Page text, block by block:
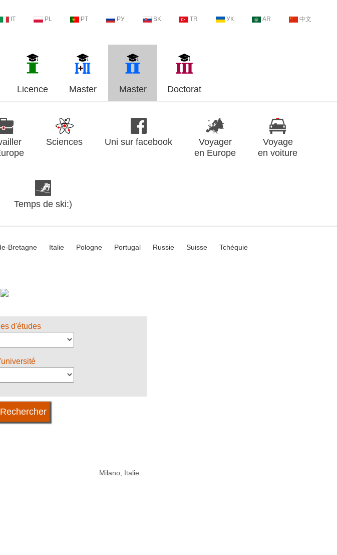
IT PL PT РУ SK TR УК AR 中文
Licence Master Master Doctorat
Sciences Uni sur facebook
Voyager
en Europe
Voyage
en voiture
Temps de ski:)
Bretagne Italie Pologne Portugal Russie Suisse Tchéquie
d'études
Milano, Italie